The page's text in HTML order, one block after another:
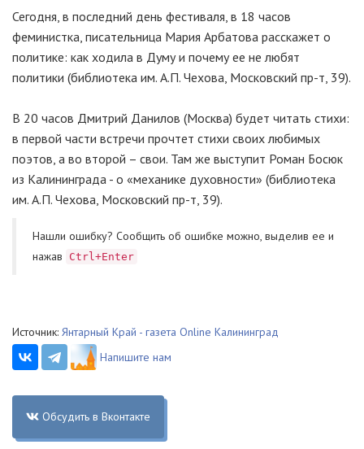
Сегодня, в последний день фестиваля, в 18 часов
феминистка, писательница Мария Арбатова расскажет о
политике: как ходила в Думу и почему ее не любят
политики (библиотека им. А.П. Чехова, Московский пр-т, 39).
В 20 часов Дмитрий Данилов (Москва) будет читать стихи:
в первой части встречи прочтет стихи своих любимых
поэтов, а во второй – свои. Там же выступит Роман Босюк
из Калининграда - о «механике духовности» (библиотека
им. А.П. Чехова, Московский пр-т, 39).
Нашли ошибку? Cообщить об ошибке можно, выделив ее и
нажав
Ctrl+Enter
Источник: Янтарный Край - газета Online Калининград
Напишите нам
Обсудить в Вконтакте